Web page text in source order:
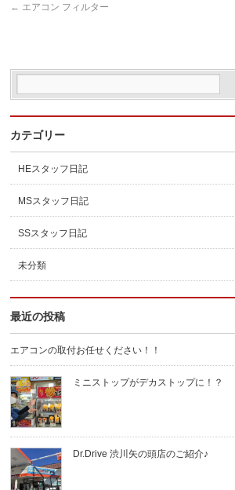
← エアコン フィルター
カテゴリー
HEスタッフ日記
MSスタッフ日記
SSスタッフ日記
未分類
最近の投稿
エアコンの取付お任せください！！
ミニストップがデカストップに！？
Dr.Drive 渋川矢の頭店のご紹介♪